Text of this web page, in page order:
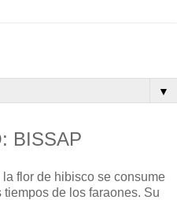
▼
BISSAP
flor de hibisco se consume
de los faraones. Su